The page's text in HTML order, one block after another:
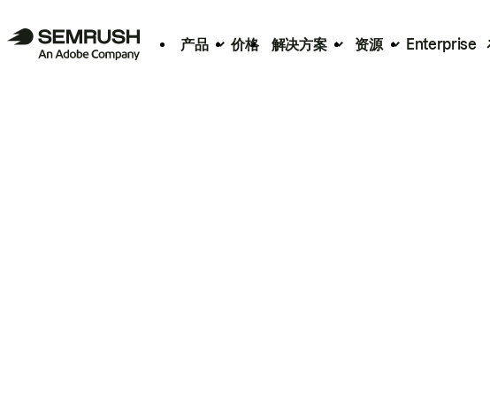
产品 价格 解决方案 资源 Enterprise